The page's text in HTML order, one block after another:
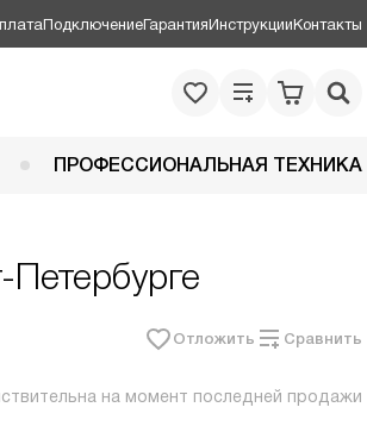
ПодключениеГарантияИнструкцииКонтакты
ПРОФЕССИОНАЛЬНАЯ ТЕХНИКА
Отложить Сравнить
на момент последней продажи